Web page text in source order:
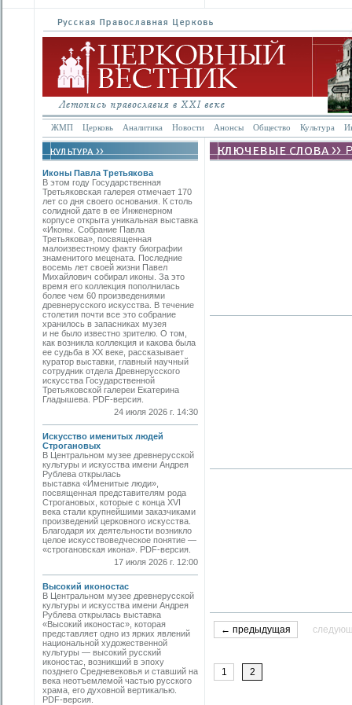
ЖМП Церковь Аналитика Новости Анонсы Общество Культура
Иконы Павла Третьякова
В этом году Государственная
Третьяковская галерея отмечает 170
лет со дня своего основания. К столь
солидной дате в ее Инженерном
корпусе открыта уникальная выставка
«Иконы. Собрание Павла
Третьякова», посвященная
малоизвестному факту биографии
знаменитого мецената. Последние
восемь лет своей жизни Павел
Михайлович собирал иконы. За это
время его коллекция пополнилась
более чем 60 произведениями
древнерусского искусства. В течение
столетия почти все это собрание
хранилось в запасниках музея
и не было известно зрителю. О том,
как возникла коллекция и какова была
ее судьба в ХХ веке, рассказывает
куратор выставки, главный научный
сотрудник отдела Древнерусского
искусства Государственной
Третьяковской галереи Екатерина
Гладышева. PDF-версия.
24 июля 2026 г. 14:30
Искусство именитых людей
Строгановых
В Центральном музее древнерусской
культуры и искусства имени Андрея
Рублева открылась
выставка «Именитые люди»,
посвященная представителям рода
Строгановых, которые с конца XVI
века стали крупнейшими заказчиками
произведений церковного искусства.
Благодаря их деятельности возникло
целое искусствоведческое понятие —
«строгановская икона». PDF-версия.
17 июля 2026 г. 12:00
Высокий иконостас
В Центральном музее древнерусской
культуры и искусства имени Андрея
Рублева открылась выставка
«Высокий иконостас», которая
представляет одно из ярких явлений
национальной художественной
культуры — высокий русский
иконостас, возникший в эпоху
позднего Средневековья и ставший на
века неотъемлемой частью русского
храма, его духовной вертикалью.
PDF-версия.
← предыдущая
1 2